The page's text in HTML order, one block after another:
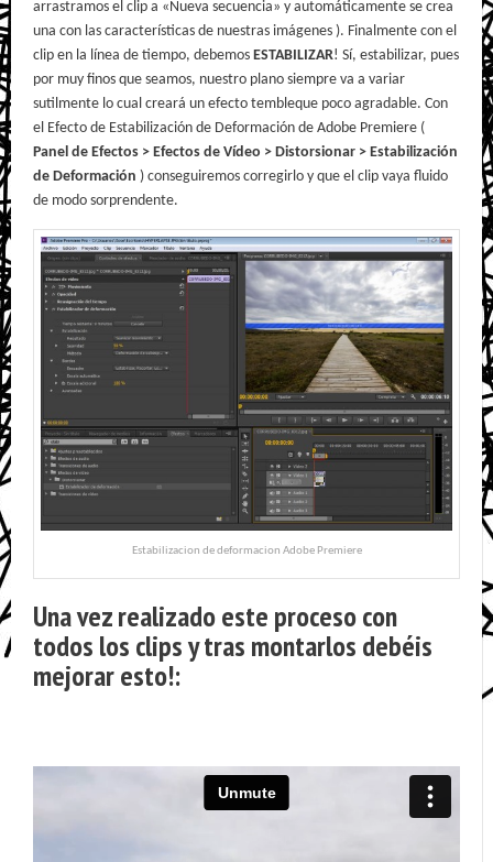
arrastramos el clip a «Nueva secuencia» y automáticamente se crea
una con las características de nuestras imágenes ). Finalmente con el
clip en la línea de tiempo, debemos ESTABILIZAR! Sí, estabilizar, pues
por muy finos que seamos, nuestro plano siempre va a variar
sutilmente lo cual creará un efecto tembleque poco agradable. Con
el Efecto de Estabilización de Deformación de Adobe Premiere (
Panel de Efectos > Efectos de Vídeo > Distorsionar > Estabilización
de Deformación ) conseguiremos corregirlo y que el clip vaya fluido
de modo sorprendente.
Estabilizacion de deformacion Adobe Premiere
Una vez realizado este proceso con
todos los clips y tras montarlos debéis
mejorar esto!: